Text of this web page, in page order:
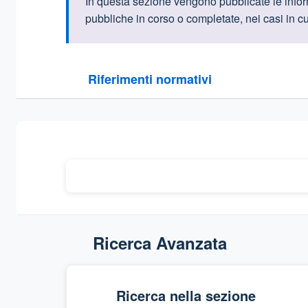
pubbliche in corso o completate, nei casi in
Riferimenti normativi
Sezione compressa
Ricerca Avanzata
Ricerca nella sezione